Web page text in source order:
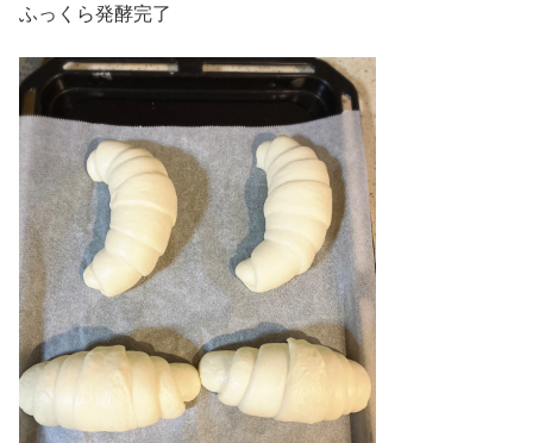
ふっくら発酵完了